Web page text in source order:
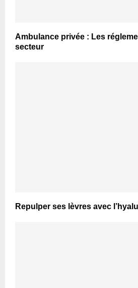
Ambulance privée : Les
secteur
Repulper ses lèvres avec